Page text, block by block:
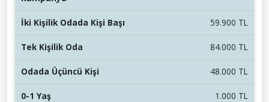
59.900 TL
84.000 TL
48.000 TL
1.000 TL